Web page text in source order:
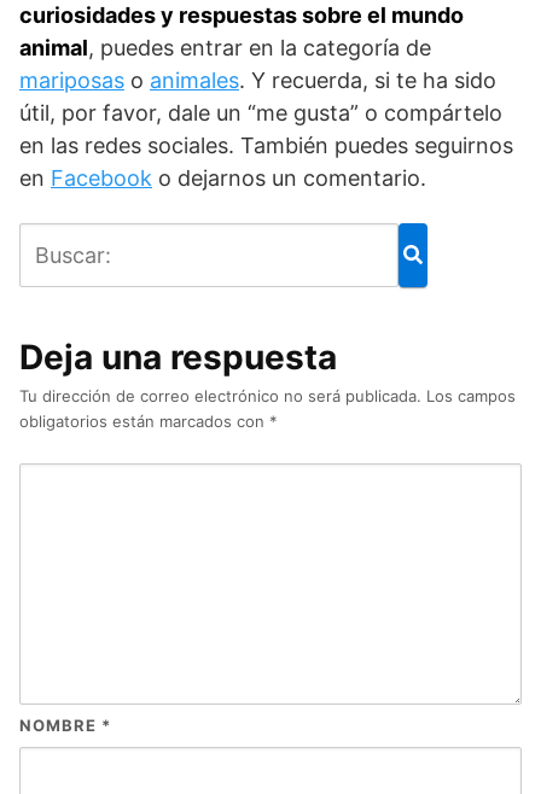
curiosidades y respuestas sobre el mundo
animal, puedes entrar en la categoría de
mariposas o animales. Y recuerda, si te ha sido
útil, por favor, dale un “me gusta” o compártelo
en las redes sociales. También puedes seguirnos
en Facebook o dejarnos un comentario.
Deja una respuesta
Tu dirección de correo electrónico no será publicada. Los campos
obligatorios están marcados con *
NOMBRE *